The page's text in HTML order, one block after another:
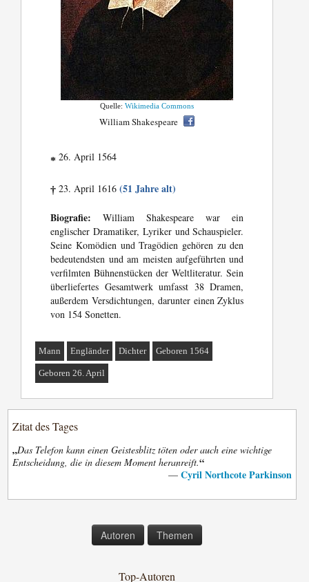
Quelle:Wikimedia Commons
William Shakespeare
* 26. April 1564
† 23. April 1616(51 Jahre alt)
Biografie: William Shakespeare war ein
englischer Dramatiker, Lyriker und Schauspieler.
Seine Komödien und Tragödien gehören zu den
bedeutendsten und am meisten aufgeführten und
verfilmten Bühnenstücken der Weltliteratur. Sein
überliefertes Gesamtwerk umfasst 38 Dramen,
außerdem Versdichtungen, darunter einen Zyklus
von 154 Sonetten.
Mann Engländer Dichter Geboren 1564
Geboren 26. April
Zitat des Tages
„Das Telefon kann einen Geistesblitz töten oder auch eine wichtige
Entscheidung, die in diesem Moment heranreift.“
— Cyril Northcote Parkinson
Autoren Themen
Top-Autoren